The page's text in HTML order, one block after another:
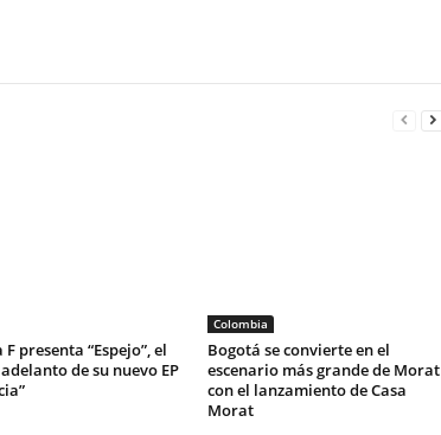
F presenta “Espejo”, el
de su nuevo EP
Colombia
Bogotá se convierte en el
escenario más grande de Morat
con el lanzamiento de Casa
Morat